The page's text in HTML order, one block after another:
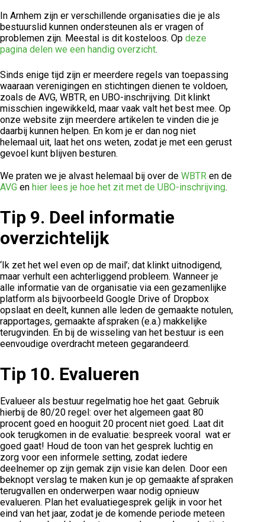
In Arnhem zijn er verschillende organisaties die je als
bestuurslid kunnen ondersteunen als er vragen of
problemen zijn. Meestal is dit kosteloos. Op deze
pagina delen we een handig overzicht.
Sinds enige tijd zijn er meerdere regels van toepassing
waaraan verenigingen en stichtingen dienen te voldoen,
zoals de AVG, WBTR, en UBO-inschrijving. Dit klinkt
misschien ingewikkeld, maar vaak valt het best mee. Op
onze website zijn meerdere artikelen te vinden die je
daarbij kunnen helpen. En kom je er dan nog niet
helemaal uit, laat het ons weten, zodat je met een gerust
gevoel kunt blijven besturen.
We praten we je alvast helemaal bij over de WBTR en de
AVG en hier lees je hoe het zit met de UBO-inschrijving.
Tip 9. Deel informatie
overzichtelijk
‘Ik zet het wel even op de mail’; dat klinkt uitnodigend,
maar verhult een achterliggend probleem. Wanneer je
alle informatie van de organisatie via een gezamenlijke
platform als bijvoorbeeld Google Drive of Dropbox
opslaat en deelt, kunnen alle leden de gemaakte notulen,
rapportages, gemaakte afspraken (e.a.) makkelijke
terugvinden. En bij de wisseling van het bestuur is een
eenvoudige overdracht meteen gegarandeerd.
Tip 10. Evalueren
Evalueer als bestuur regelmatig hoe het gaat. Gebruik
hierbij de 80/20 regel: over het algemeen gaat 80
procent goed en hooguit 20 procent niet goed. Laat dit
ook terugkomen in de evaluatie: bespreek vooral wat er
goed gaat! Houd de toon van het gesprek luchtig en
zorg voor een informele setting, zodat iedere
deelnemer op zijn gemak zijn visie kan delen. Door een
beknopt verslag te maken kun je op gemaakte afspraken
terugvallen en onderwerpen waar nodig opnieuw
evalueren. Plan het evaluatiegesprek gelijk in voor het
eind van het jaar, zodat je de komende periode meteen